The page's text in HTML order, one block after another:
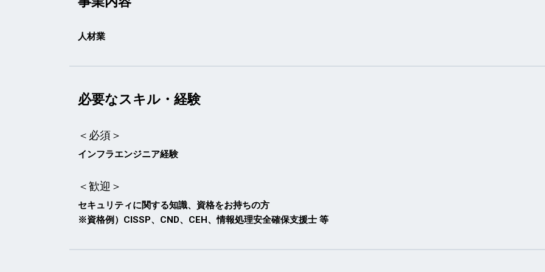
人材業
必要なスキル・経験
＜必須＞
インフラエンジニア経験
＜歓迎＞
セキュリティに関する知識、資格をお持ちの方
※資格例）CISSP、CND、CEH、情報処理安全確保支援士 等